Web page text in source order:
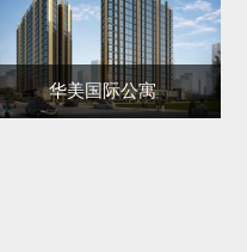
华美国际公寓